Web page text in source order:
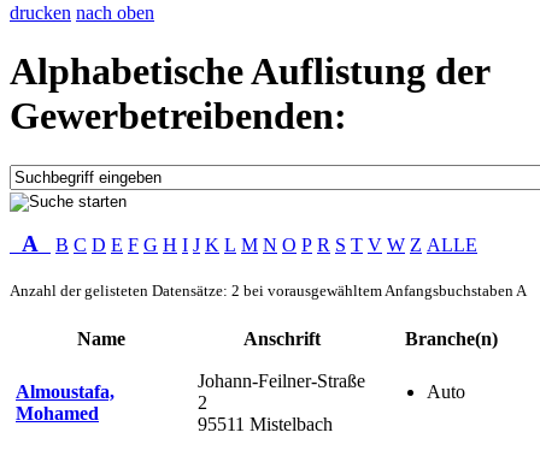
drucken nach oben
Alphabetische Auflistung der
Gewerbetreibenden:
A B C D E F G H I J K L M N O P R S T V W Z ALLE
Anzahl der gelisteten Datensätze: 2 bei vorausgewähltem Anfangsbuchstaben A
Name Anschrift Branche(n)
Almoustafa,
Mohamed
Johann-Feilner-Straße
2
95511 Mistelbach
Auto